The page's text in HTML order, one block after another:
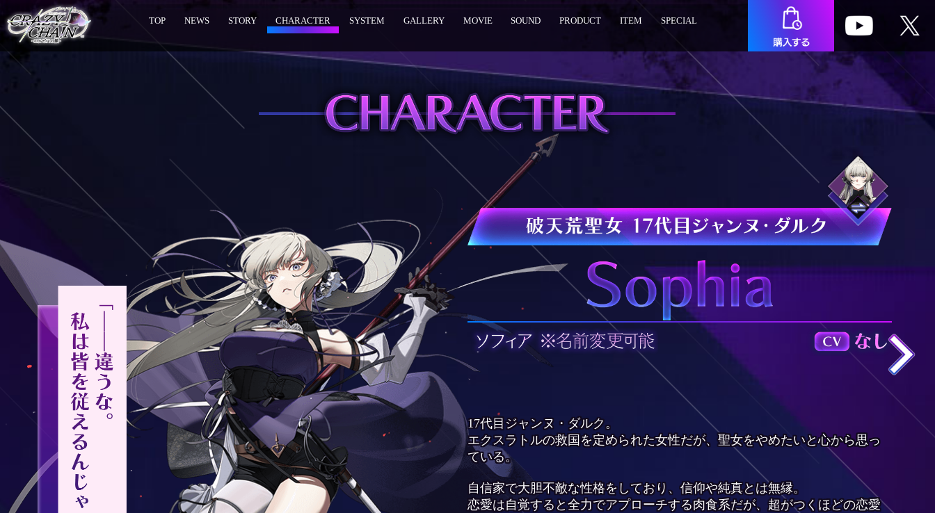
TOP NEWS STORY CHARACTER SYSTEM GALLERY MOVIE SOUND PRODUCT ITEM SPECIAL
17代目ジャンヌ・ダルク。
エクスラトルの救国を定められた女性だが、聖女をやめたいと心から思っ
ている。
自信家で大胆不敵な性格をしており、信仰や純真とは無縁。
恋愛は自覚すると全力でアプローチする肉食系だが、超がつくほどの恋愛